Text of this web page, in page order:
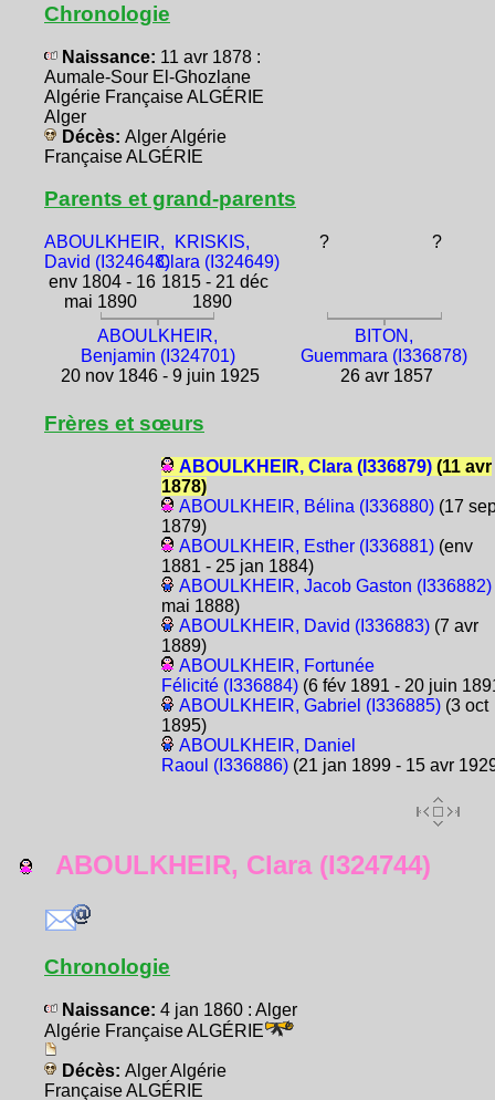
Chronologie
Naissance: 11 avr 1878 :
Aumale-Sour El-Ghozlane
Algérie Française ALGÉRIE
Alger
Décès: Alger Algérie
Française ALGÉRIE
Parents et grand-parents
ABOULKHEIR,
David (I324648)
env 1804 - 16
mai 1890
KRISKIS,
Clara (I324649)
1815 - 21 déc
1890
? ?
ABOULKHEIR,
Benjamin (I324701)
20 nov 1846 - 9 juin 1925
BITON,
Guemmara (I336878)
26 avr 1857
Frères et sœurs
ABOULKHEIR, Clara (I336879)(11 avr
1878)
ABOULKHEIR, Bélina (I336880)(17
1879)
ABOULKHEIR, Esther (I336881)(env
1881 - 25 jan 1884)
ABOULKHEIR, Jacob Gaston (I336882)
mai 1888)
ABOULKHEIR, David (I336883)(7 avr
1889)
ABOULKHEIR, Fortunée
Félicité (I336884)(6 fév 1891 - 20 juin
ABOULKHEIR, Gabriel (I336885)(3 oct
1895)
ABOULKHEIR, Daniel
Raoul (I336886)(21 jan 1899 - 15 avr
ABOULKHEIR, Clara (I324744)
Chronologie
Naissance: 4 jan 1860 : Alger
Algérie Française ALGÉRIE
Décès: Alger Algérie
Française ALGÉRIE